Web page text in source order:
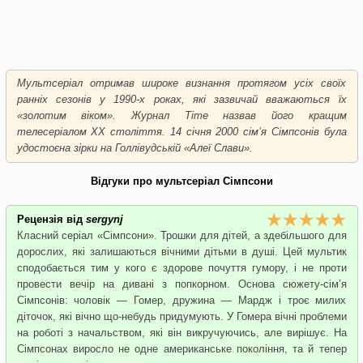
Мультсеріал отримав широке визнання протягом усіх своїх
ранніх сезонів у 1990-х роках, які зазвичай вважаються їх
«золотим віком». Журнал Time назвав його кращим
телесеріалом XX століття. 14 січня 2000 сім’я Сімпсонів була
удостоєна зірки на Голлівудській «Алеї Слави».
Відгуки про мультсеріал Сімпсони
Рецензія від sergynj
Класний серіал «Сімпсони». Трошки для дітей, а здебільшого для
дорослих, які залишаються вічними дітьми в душі. Цей мультик
сподобається тим у кого є здорове почуття гумору, і не проти
провести вечір на дивані з попкорном. Основа сюжету-сім’я
Сімпсонів: чоловік — Гомер, дружина — Мардж і троє милих
діточок, які вічно що-небудь придумують. У Гомера вічні проблеми
на роботі з начальством, які він викручуючись, але вирішує. На
Сімпсонах виросло не одне американське покоління, та й тепер